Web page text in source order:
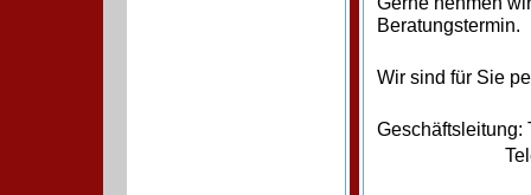
Beratungstermin.
Wir sind für Sie
Telefon: